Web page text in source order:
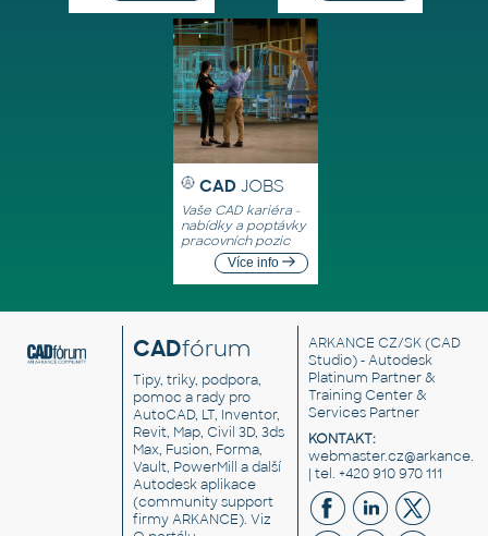
CAD JOBS
Vaše CAD kariéra -
nabídky a poptávky
pracovních pozic
Více info
CADfórum
Tipy, triky, podpora,
pomoc a rady pro
AutoCAD, LT, Inventor,
Revit, Map, Civil 3D, 3ds
Max, Fusion, Forma,
Vault, PowerMill a další
Autodesk aplikace
(community support
firmy ARKANCE). Viz
ARKANCE CZ/SK(CAD
Studio) - Autodesk
Platinum Partner &
Training Center &
Services Partner
KONTAKT:
| tel. +420 910 970 111